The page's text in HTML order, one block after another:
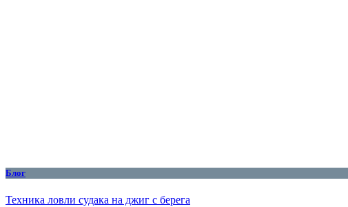
Блог
Техника ловли судака на джиг с берега